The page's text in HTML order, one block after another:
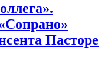
Пасторе